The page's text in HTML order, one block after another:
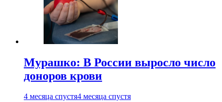
Мурашко: В России выросло число
доноров крови
4 месяца спустя4 месяца спустя